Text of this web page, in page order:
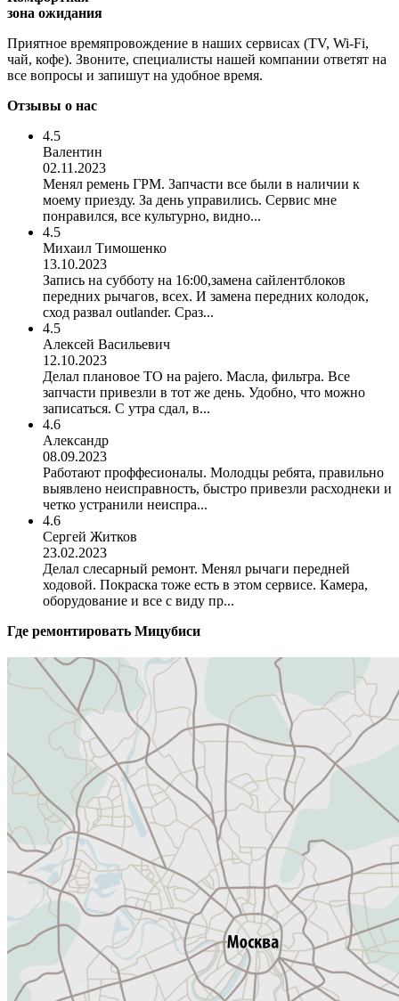
зона ожидания
Приятное времяпровождение в наших сервисах (TV, Wi-Fi,
чай, кофе). Звоните, специалисты нашей компании ответят на
все вопросы и запишут на удобное время.
Отзывы о нас
4.5
Валентин
02.11.2023
Менял ремень ГРМ. Запчасти все были в наличии к
моему приезду. За день управились. Сервис мне
понравился, все культурно, видно...
4.5
Михаил Тимошенко
13.10.2023
Запись на субботу на 16:00,замена сайлентблоков
передних рычагов, всех. И замена передних колодок,
сход развал outlander. Сраз...
4.5
Алексей Васильевич
12.10.2023
Делал плановое ТО на pajero. Масла, фильтра. Все
запчасти привезли в тот же день. Удобно, что можно
записаться. С утра сдал, в...
4.6
Александр
08.09.2023
Работают проффесионалы. Молодцы ребята, правильно
выявлено неисправность, быстро привезли расходнеки и
четко устранили неиспра...
4.6
Сергей Житков
23.02.2023
Делал слесарный ремонт. Менял рычаги передней
ходовой. Покраска тоже есть в этом сервисе. Камера,
оборудование и все с виду пр...
Где ремонтировать Мицубиси